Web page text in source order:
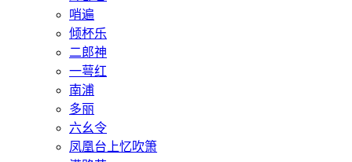
哨遍
倾杯乐
二郎神
一萼红
南浦
多丽
六幺令
凤凰台上忆吹箫